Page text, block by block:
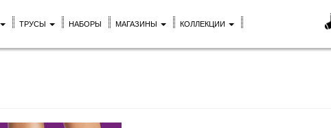
ТРУСЫ НАБОРЫ МАГАЗИНЫ КОЛЛЕКЦИИ